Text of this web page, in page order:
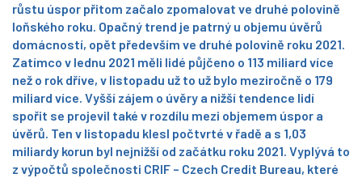
růstu úspor přitom začalo zpomalovat ve druhé polovině
loňského roku. Opačný trend je patrný u objemu úvěrů
domácností, opět především ve druhé polovině roku 2021.
Zatímco v lednu 2021 měli lidé půjčeno o 113 miliard více
než o rok dříve, v listopadu už to už bylo meziročně o 179
miliard více. Vyšší zájem o úvěry a nižší tendence lidí
spořit se projevil také v rozdílu mezi objemem úspor a
úvěrů. Ten v listopadu klesl počtvrté v řadě a s 1,03
miliardy korun byl nejnižší od začátku roku 2021. Vyplývá to
z výpočtů společnosti CRIF – Czech Credit Bureau, které